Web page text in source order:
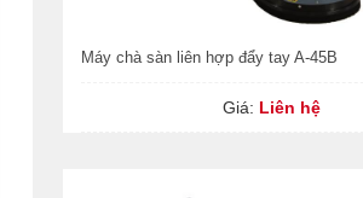
Máy chà sàn liên hợp đẩy tay A-45B
Giá: Liên hệ